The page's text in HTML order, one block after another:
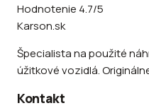
Hodnotenie 4.7/5
Karson.sk
Špecialista na použité
úžitkové vozidlá.
Kontakt